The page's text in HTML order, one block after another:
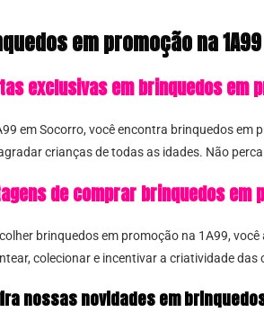
em promoção na
exclusivas em brinquedos em
em Socorro, você encontra brinquedos em
crianças de todas as idades. Não
de comprar brinquedos em
brinquedos em promoção na 1A99,
colecionar e incentivar a criatividade das
nossas novidades em